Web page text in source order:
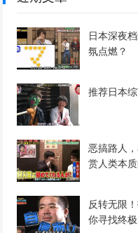
日本深夜
氛点燃？
推荐日本
恶搞路人
赏人类本
反转无限
你寻找终